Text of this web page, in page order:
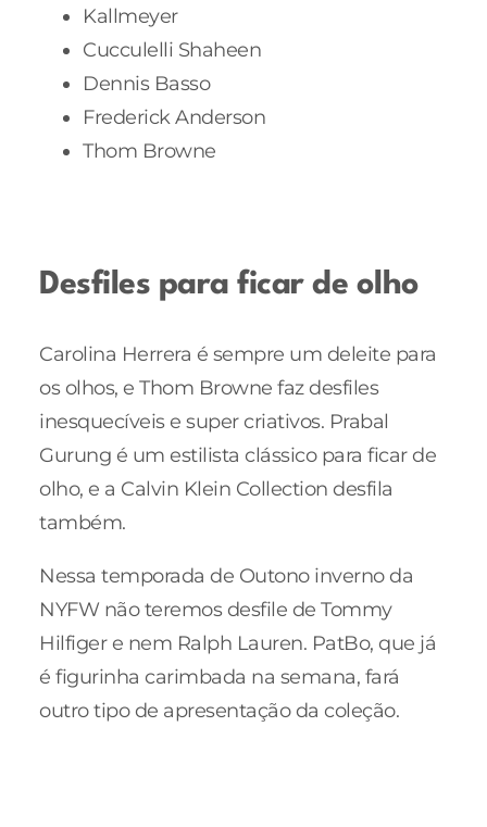
Kallmeyer
Cucculelli Shaheen
Dennis Basso
Frederick Anderson
Thom Browne
Desfiles para ficar de olho
Carolina Herrera é sempre um deleite para
os olhos, e Thom Browne faz desfiles
inesquecíveis e super criativos. Prabal
Gurung é um estilista clássico para ficar de
olho, e a Calvin Klein Collection desfila
também.
Nessa temporada de Outono inverno da
NYFW não teremos desfile de Tommy
Hilfiger e nem Ralph Lauren. PatBo, que já
é figurinha carimbada na semana, fará
outro tipo de apresentação da coleção.